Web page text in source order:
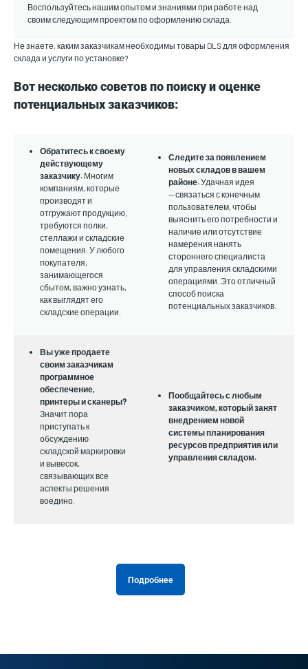
Воспользуйтесь нашим опытом и знаниями при работе над
своим следующим проектом по оформлению склада.
Не знаете, каким заказчикам необходимы товары DLS для оформления
склада и услуги по установке?
Вот несколько советов по поиску и оценке
потенциальных заказчиков:
Обратитесь к своему
действующему
заказчику. Многим
компаниям, которые
производят и
отгружают продукцию,
требуются полки,
стеллажи и складские
помещения. У любого
покупателя,
занимающегося
сбытом, важно узнать,
как выглядят его
складские операции.
Следите за появлением
новых складов в вашем
районе.Удачная идея
— связаться с конечным
пользователем, чтобы
выяснить его потребности и
наличие или отсутствие
намерения нанять
стороннего специалиста
для управления складскими
операциями. Это отличный
способ поиска
потенциальных заказчиков.
Вы уже продаете
своим заказчикам
программное
обеспечение,
принтеры и сканеры?
Значит пора
приступать к
обсуждению
складской маркировки
и вывесок,
связывающих все
аспекты решения
воедино.
Пообщайтесь с любым
заказчиком, который занят
внедрением новой
системы планирования
ресурсов предприятия или
управления складом.
Подробнее